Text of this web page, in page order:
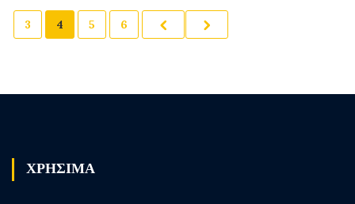
3 4 5 6
ΧΡΗΣΙΜΑ